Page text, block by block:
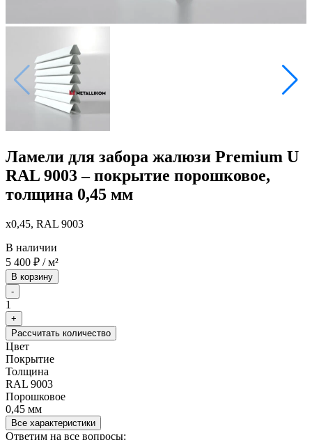
Ламели для забора жалюзи Premium U
RAL 9003 – покрытие порошковое,
толщина 0,45 мм
x0,45, RAL 9003
В наличии
5 400 ₽ / м²
В корзину
-
1
+
Рассчитать количество
Цвет
Покрытие
Толщина
RAL 9003
Порошковое
0,45 мм
Все характеристики
Ответим на все вопросы: